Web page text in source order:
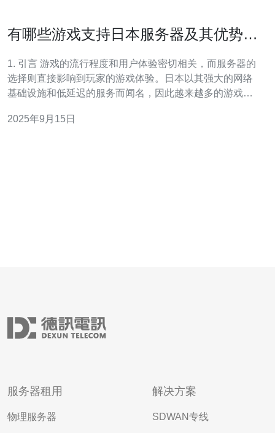
有哪些游戏支持日本服务器及其优势对
1. 引言 游戏的流行程度和用户体验密切相关，而服务器的
选择则直接影响到玩家的游戏体验。日本以其强大的网络
基础设施和低延迟的服务而闻名，因此越来越多的游戏选
2025年9月15日
服务器租用
物理服务器
解决方案
SDWAN专线